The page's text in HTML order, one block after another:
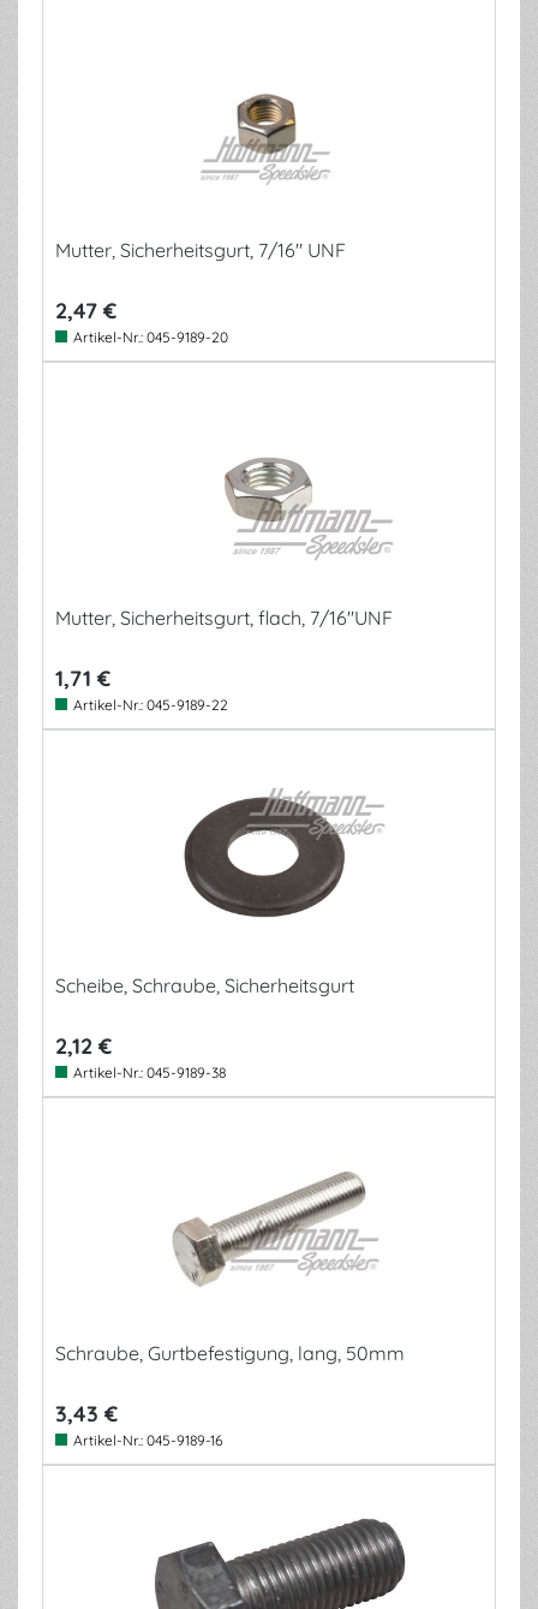
Mutter, Sicherheitsgurt, 7/16" UNF
2,47 €
Artikel-Nr.: 045-9189-20
Mutter, Sicherheitsgurt, flach, 7/16"UNF
1,71 €
Artikel-Nr.: 045-9189-22
Scheibe, Schraube, Sicherheitsgurt
2,12 €
Artikel-Nr.: 045-9189-38
Schraube, Gurtbefestigung, lang, 50mm
3,43 €
Artikel-Nr.: 045-9189-16